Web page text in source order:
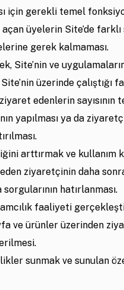
için gerekli temel
üyelerin Site’de farklı
gerek kalmaması.
Site’nin ve
üzerinde çalıştığı
edenlerin sayısının
yapılması ya da
arttırmak ve kullanım
ziyaretçinin daha
hatırlanması.
faaliyeti
ve ürünler üzerinden
sunmak ve sunulan